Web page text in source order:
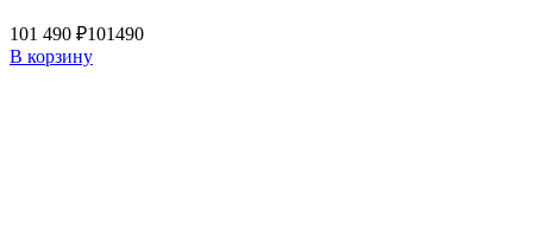
101 490 ₽101490
В корзину